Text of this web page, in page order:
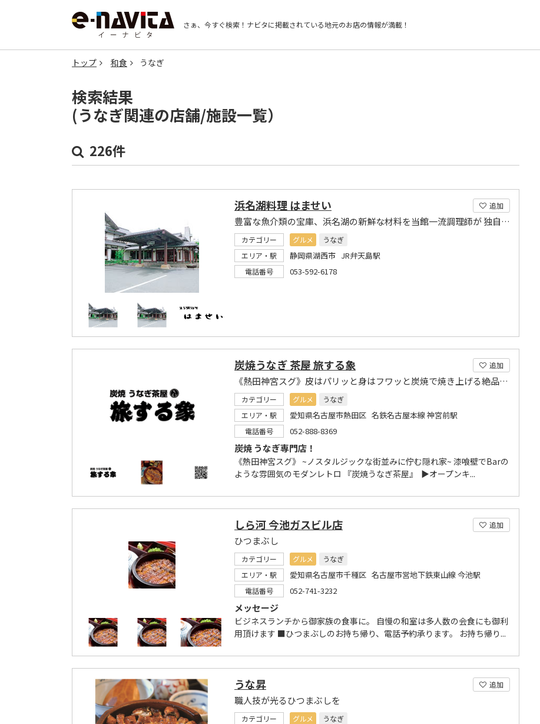
さぁ、今すぐ検索！ ナビタに掲載されている地元のお店の情報が満載！
トップ 和食 うなぎ
検索結果
(うなぎ関連の店舗/施設一覧）
226件
追加
浜名湖料理 はませい
豊富な魚介類の宝庫、浜名湖の新鮮な材料を当館一流調理師が 独自の調理方法で腕を振るいます
カテゴリー グルメ
うなぎ
エリア・駅
静岡県湖西市 JR弁天島駅
電話番号 053-592-6178
追加
炭焼うなぎ 茶屋 旅する象
《熱田神宮スグ》皮はパリッと身はフワッと炭焼で焼き上げる絶品うなぎ!
カテゴリー グルメ
うなぎ
エリア・駅
愛知県名古屋市熱田区 名鉄名古屋本線 神宮前駅
電話番号 052-888-8369
炭焼 うなぎ専門店！
《熱田神宮スグ》 ~ノスタルジックな街並みに佇む隠れ家~ 漆喰壁でBarの
ような雰囲気のモダンレトロ 『炭焼うなぎ茶屋』 ⁡ ▶︎オープンキ...
追加
しら河 今池ガスビル店
ひつまぶし
カテゴリー グルメ
うなぎ
エリア・駅
愛知県名古屋市千種区 名古屋市営地下鉄東山線 今池駅
電話番号 052-741-3232
メッセージ
ビジネスランチから御家族の食事に。 自慢の和室は多人数の会食にも御利
用頂けます ■ひつまぶしのお持ち帰り、電話予約承ります。 お持ち帰り...
追加
うな昇
職人技が光るひつまぶしを
カテゴリー グルメ
うなぎ